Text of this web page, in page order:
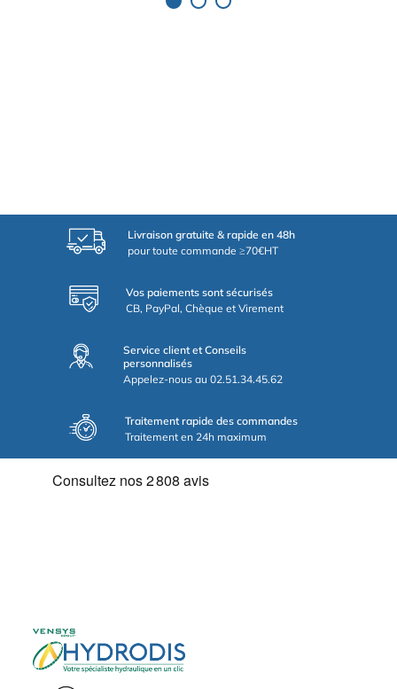
Livraison gratuite & rapide en 48h
pour toute commande ≥70€HT
Vos paiements sont sécurisés
CB, PayPal, Chèque et Virement
Service client et Conseils
personnalisés
Appelez-nous au 02.51.34.45.62
Traitement rapide des commandes
Traitement en 24h maximum